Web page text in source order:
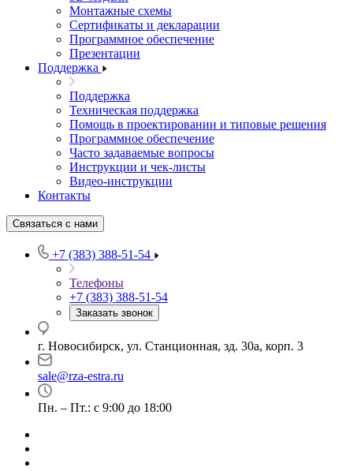
Монтажные схемы
Сертификаты и декларации
Программное обеспечение
Презентации
Поддержка
Поддержка
Техническая поддержка
Помощь в проектировании и типовые решения
Программное обеспечение
Часто задаваемые вопросы
Инструкции и чек-листы
Видео-инструкции
Контакты
Связаться с нами
+7 (383) 388-51-54
Телефоны
+7 (383) 388-51-54
Заказать звонок
г. Новосибирск, ул. Станционная, зд. 30а, корп. 3
sale@rza-estra.ru
Пн. – Пт.: с 9:00 до 18:00